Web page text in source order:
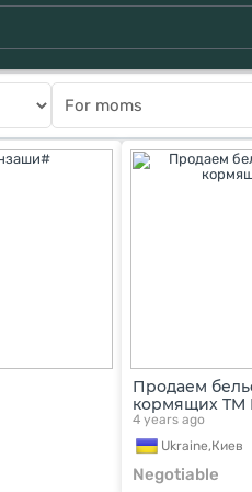
Продаем
кормящих TM
4 years ago
Ukraine,Киев
Negotiable